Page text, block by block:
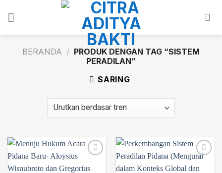
BERANDA / PRODUK DENGAN TAG “SISTEM
PERADILAN”
SARING